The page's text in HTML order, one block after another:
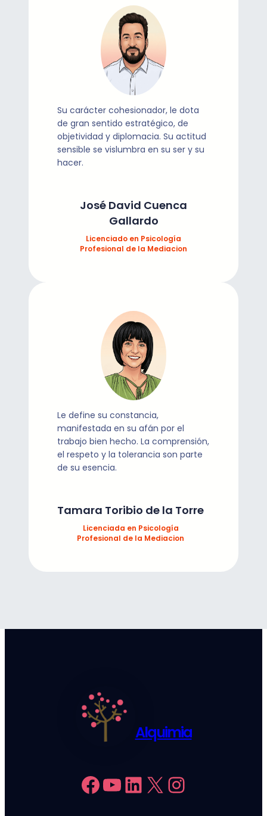
Su carácter cohesionador, le dota
de gran sentido estratégico, de
objetividad y diplomacia. Su actitud
sensible se vislumbra en su ser y su
hacer.
José David Cuenca
Gallardo
Licenciado en Psicología
Profesional de la Mediacion
Le define su constancia,
manifestada en su afán por el
trabajo bien hecho. La comprensión,
el respeto y la tolerancia son parte
de su esencia.
Tamara Toribio de la Torre
Licenciada en Psicología
Profesional de la Mediacion
Alquimia
Facebook YouTube LinkedIn X Instagram